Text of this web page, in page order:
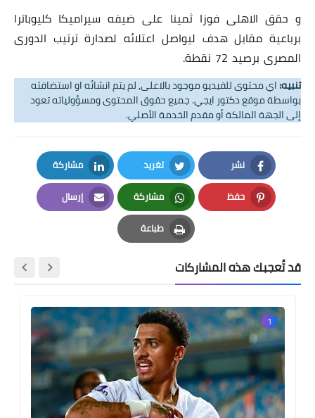
و حقق الاهلى فوزا ثمينا على ضيفه سيراميكا كليوباترا
برباعية مقابل هدف ليواصل اعتلائه لصدارة ترتيب الدورى
المصرى برصيد 72 نقطة.
تنبيه:اي محتوى للفيديو موجود بالاعلى, لم يتم انشائه او استضافته
بواسطة موقع دكتور ايجي. جميع حقوق المحتوى ومسؤولياته تعود
إلى الجهة المالكة أو مقدم الخدمة الأصلي.
نشر
Facebook
تغريد
Twitter
مشاركة
LinkedIn
حفظ
Pinterest
مشاركة
Whatsapp
إرسال
Email
طباعة
Print
قد تُعجبك هذه المشاركات
1